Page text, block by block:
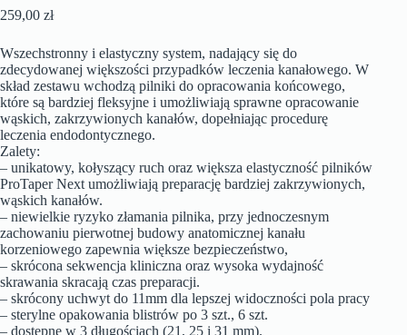
259,00 zł
Wszechstronny i elastyczny system, nadający się do
zdecydowanej większości przypadków leczenia kanałowego. W
skład zestawu wchodzą pilniki do opracowania końcowego,
które są bardziej fleksyjne i umożliwiają sprawne opracowanie
wąskich, zakrzywionych kanałów, dopełniając procedurę
leczenia endodontycznego.
Zalety:
– unikatowy, kołyszący ruch oraz większa elastyczność pilników
ProTaper Next umożliwiają preparację bardziej zakrzywionych,
wąskich kanałów.
– niewielkie ryzyko złamania pilnika, przy jednoczesnym
zachowaniu pierwotnej budowy anatomicznej kanału
korzeniowego zapewnia większe bezpieczeństwo,
– skrócona sekwencja kliniczna oraz wysoka wydajność
skrawania skracają czas preparacji.
– skrócony uchwyt do 11mm dla lepszej widoczności pola pracy
– sterylne opakowania blistrów po 3 szt., 6 szt.
– dostępne w 3 długościach (21, 25 i 31 mm).